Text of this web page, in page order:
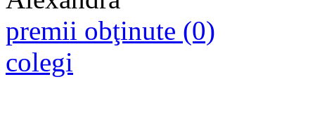
premii obţinute (0)
colegi